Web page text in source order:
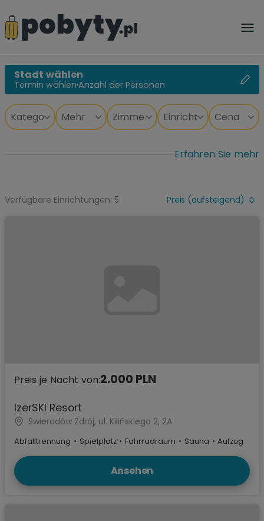
Stadt wählen
Termin wählen Anzahl der Personen
Erfahren Sie mehr
Verfügbare Einrichtungen: 5 Preis (aufsteigend)
Preis je Nacht von:2.000 PLN
IzerSKI Resort
Świeradów Zdrój, ul. Kilińskiego 2, 2A
Abfalltrennung • Spielplatz • Fahrradraum • Sauna • Aufzug
Ansehen